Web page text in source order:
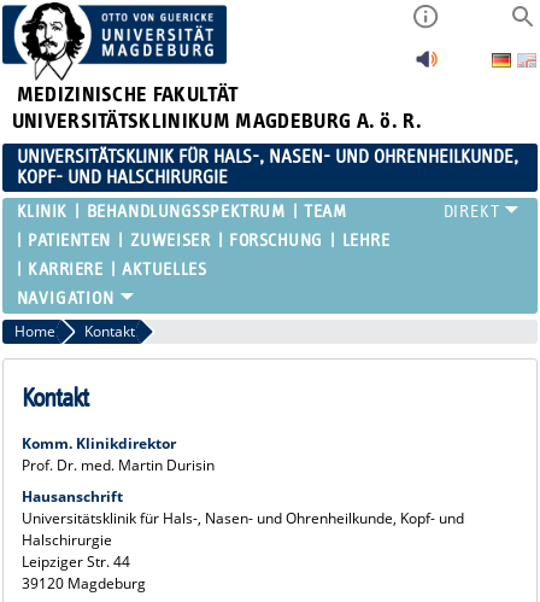
MEDIZINISCHE FAKULTÄT
UNIVERSITÄTSKLINIKUM MAGDEBURG A. ö. R.
UNIVERSITÄTSKLINIK FÜR HALS-, NASEN- UND OHRENHEILKUNDE,
KOPF- UND HALSCHIRURGIE
KLINIK BEHANDLUNGSSPEKTRUM
TEAM
PATIENTEN
ZUWEISER FORSCHUNG
LEHRE
KARRIERE
AKTUELLES
Home Kontakt
Kontakt
Komm. Klinikdirektor
Prof. Dr. med. Martin Durisin
Hausanschrift
Universitätsklinik für Hals-, Nasen- und Ohrenheilkunde, Kopf- und
Halschirurgie
Leipziger Str. 44
39120 Magdeburg